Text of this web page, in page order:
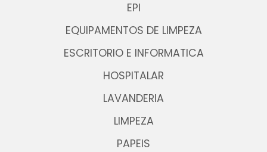
EPI
EQUIPAMENTOS DE LIMPEZA
ESCRITORIO E INFORMATICA
HOSPITALAR
LAVANDERIA
LIMPEZA
PAPEIS